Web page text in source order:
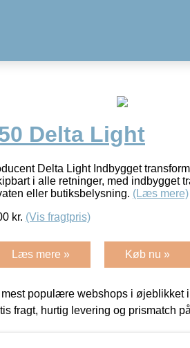
Delta Light
Delta Light Indbygget
i alle retninger, med indbygget
eller butiksbelysning. (Læs mere)
kr. (Vis fragtpris)
Læs mere » Køb nu »
mest populære webshops i øjeblikket
fragt, hurtig levering og prismatch